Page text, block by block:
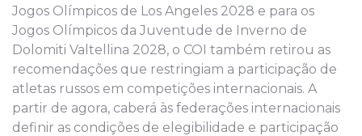
Jogos Olímpicos de Los Angeles 2028 e para os
Jogos Olímpicos da Juventude de Inverno de
Dolomiti Valtellina 2028, o COI também retirou as
recomendações que restringiam a participação de
atletas russos em competições internacionais. A
partir de agora, caberá às federações internacionais
definir as condições de elegibilidade e participação